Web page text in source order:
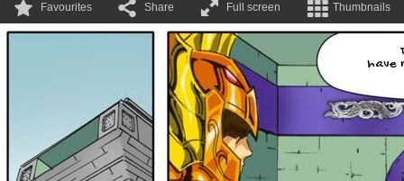
Favourites Share Full screen Thumbnails
have